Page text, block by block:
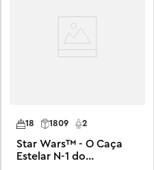
18 2
1809
Star Wars™ - O Caça
Estelar N-1 do